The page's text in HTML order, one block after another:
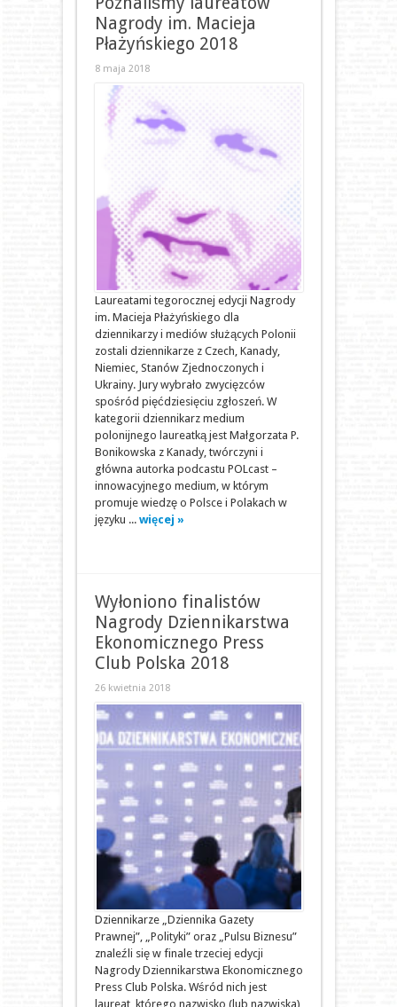
Nagrody im. Macieja
Płażyńskiego 2018
8 maja 2018
Laureatami tegorocznej edycji Nagrody
im. Macieja Płażyńskiego dla
dziennikarzy i mediów służących Polonii
zostali dziennikarze z Czech, Kanady,
Niemiec, Stanów Zjednoczonych i
Ukrainy. Jury wybrało zwycięzców
spośród pięćdziesięciu zgłoszeń. W
kategorii dziennikarz medium
polonijnego laureatką jest Małgorzata P.
Bonikowska z Kanady, twórczyni i
główna autorka podcastu POLcast –
innowacyjnego medium, w którym
promuje wiedzę o Polsce i Polakach w
języku ... więcej »
Wyłoniono finalistów
Nagrody Dziennikarstwa
Ekonomicznego Press
Club Polska 2018
26 kwietnia 2018
Dziennikarze „Dziennika Gazety
Prawnej”, „Polityki” oraz „Pulsu Biznesu”
znaleźli się w finale trzeciej edycji
Nagrody Dziennikarstwa Ekonomicznego
Press Club Polska. Wśród nich jest
laureat, którego nazwisko (lub nazwiska)